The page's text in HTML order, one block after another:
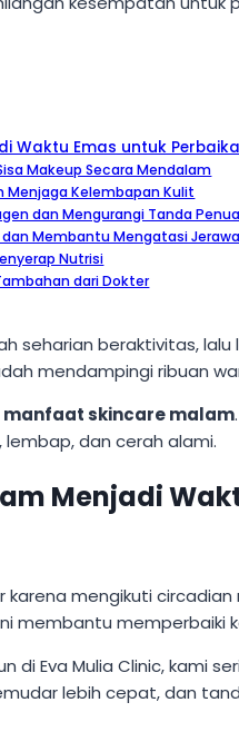
Waktu Emas untuk
Makeup Secara Mendalam
Menjaga Kelembapan Kulit
dan Mengurangi Tanda
Membantu Mengatasi
Nutrisi
dari Dokter
seharian beraktivitas,
mendampingi ribuan
manfaat skincare malam
dan cerah alami.
Menjadi
mengikuti
membantu memperbaiki
di Eva Mulia Clinic, kami
lebih cepat, dan